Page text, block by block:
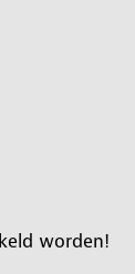
worden!